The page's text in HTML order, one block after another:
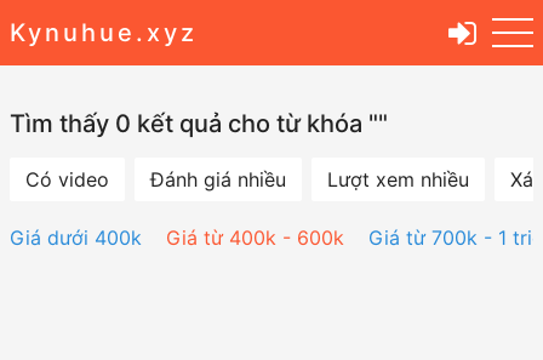
Kynuhue.xyz
Tìm thấy 0 kết quả cho từ khóa ""
Có video Đánh giá nhiều Lượt xem nhiều
Giá dưới 400k Giá từ 400k - 600k Giá từ 700k - 1